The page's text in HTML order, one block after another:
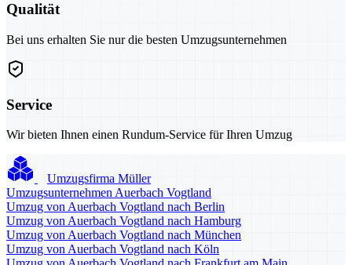
Qualität
Bei uns erhalten Sie nur die besten Umzugsunternehmen
Service
Wir bieten Ihnen einen Rundum-Service für Ihren Umzug
Umzugsfirma Müller
Umzugsunternehmen Auerbach Vogtland
Umzug von Auerbach Vogtland nach Berlin
Umzug von Auerbach Vogtland nach Hamburg
Umzug von Auerbach Vogtland nach München
Umzug von Auerbach Vogtland nach Köln